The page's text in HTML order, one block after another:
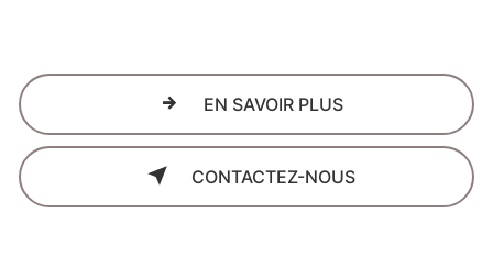
EN SAVOIR PLUS
CONTACTEZ-NOUS